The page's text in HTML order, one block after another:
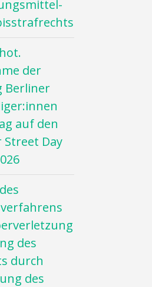
der
Berliner
auf den
Day
des
durch
des